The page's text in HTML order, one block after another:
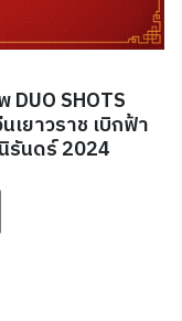
SHOTS
เยาวราช เบิกฟ้า
นดร์ 2024